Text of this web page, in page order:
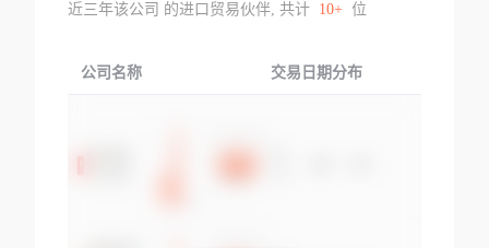
近三年该公司 的进口贸易伙伴, 共计 10+ 位
公司名称 交易日期分布